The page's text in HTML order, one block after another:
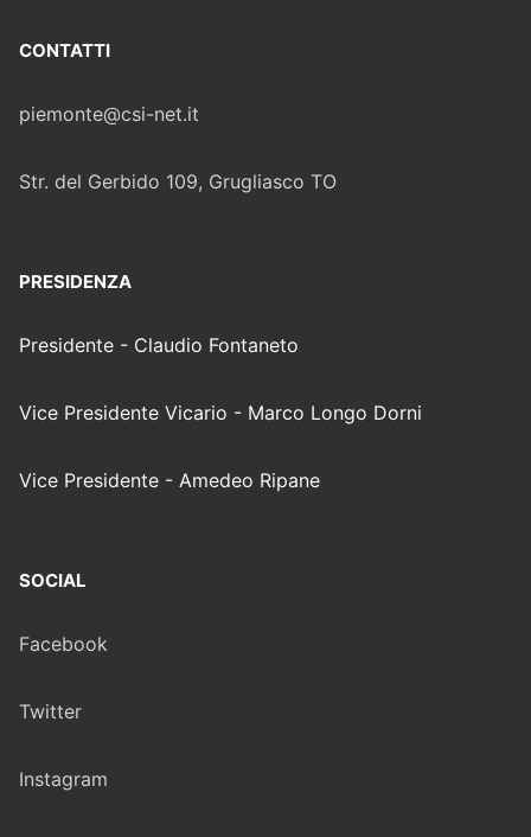
CONTATTI
piemonte@csi-net.it
Str. del Gerbido 109, Grugliasco TO
PRESIDENZA
Presidente - Claudio Fontaneto
Vice Presidente Vicario - Marco Longo Dorni
Vice Presidente - Amedeo Ripane
SOCIAL
Facebook
Twitter
Instagram